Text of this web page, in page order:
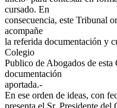
cursado. En
consecuencia, este Tribunal
acompañe
la referida documentación y
Colegio
Publico de Abogados de
documentación
aportada.-
En ese orden de ideas, con
presenta el Sr. Presidente